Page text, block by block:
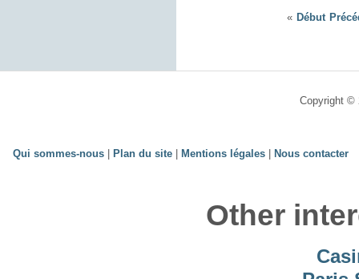
« Début
Copyright ©
Qui sommes-nous Plan du site Mentions légales Nous contacter
Other